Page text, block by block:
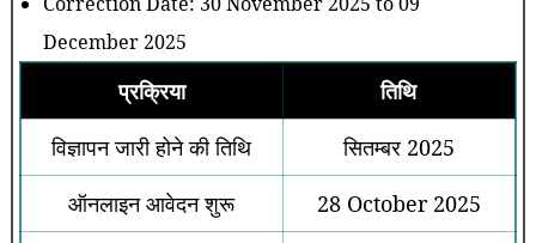
December 2025
प्रक्रिया
तिथि
विज्ञापन जारी होने की तिथि
सितम्बर 2025
ऑनलाइन आवेदन शुरू
28 October 2025